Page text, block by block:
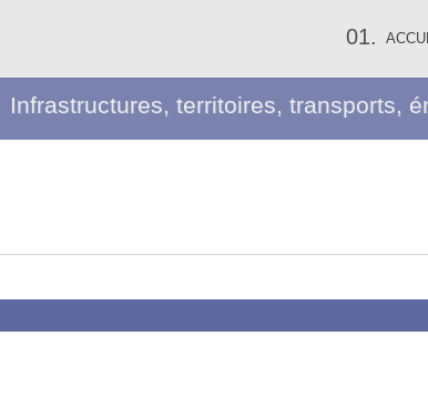
Infrastructures, territoires, transports,